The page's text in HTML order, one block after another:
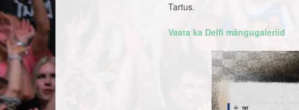
Tartus.
Vaata ka Delfi mängugaleriid